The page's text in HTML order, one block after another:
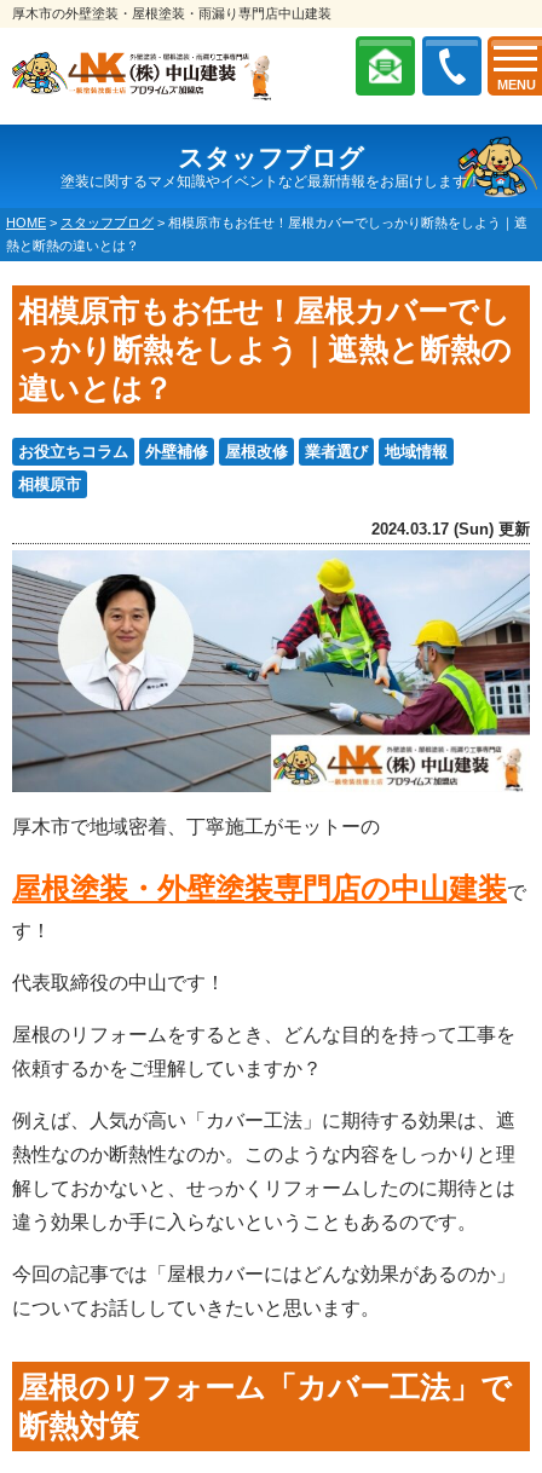
MENU
厚木市の外壁塗装・屋根塗装・雨漏り専門店中山建装
スタッフブログ
塗装に関するマメ知識やイベントなど最新情報をお届けします！
HOME > スタッフブログ > 相模原市もお任せ！屋根カバーでしっかり断熱をしよう｜遮
熱と断熱の違いとは？
相模原市もお任せ！屋根カバーでし
っかり断熱をしよう｜遮熱と断熱の
違いとは？
お役立ちコラム 外壁補修 屋根改修 業者選び
地域情報
相模原市
2024.03.17 (Sun) 更新
厚木市で地域密着、丁寧施工がモットーの
屋根塗装・外壁塗装専門店の中山建装で
す！
代表取締役の中山です！
屋根のリフォームをするとき、どんな目的を持って工事を
依頼するかをご理解していますか？
例えば、人気が高い「カバー工法」に期待する効果は、遮
熱性なのか断熱性なのか。このような内容をしっかりと理
解しておかないと、せっかくリフォームしたのに期待とは
違う効果しか手に入らないということもあるのです。
今回の記事では「屋根カバーにはどんな効果があるのか」
についてお話ししていきたいと思います。
屋根のリフォーム「カバー工法」で
断熱対策